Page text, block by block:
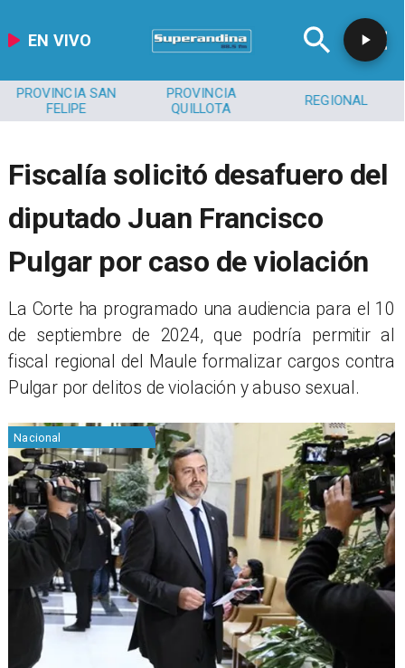
EN VIVO
PROVINCIA SAN
FELIPE
PROVINCIA
QUILLOTA
REGIONAL
Fiscalía solicitó desafuero del
diputado Juan Francisco
Pulgar por caso de violación
​La Corte ha programado una audiencia para el 10
de septiembre de 2024, que podría permitir al
fiscal regional del Maule formalizar cargos contra
Pulgar por delitos de violación y abuso sexual.
Nacional